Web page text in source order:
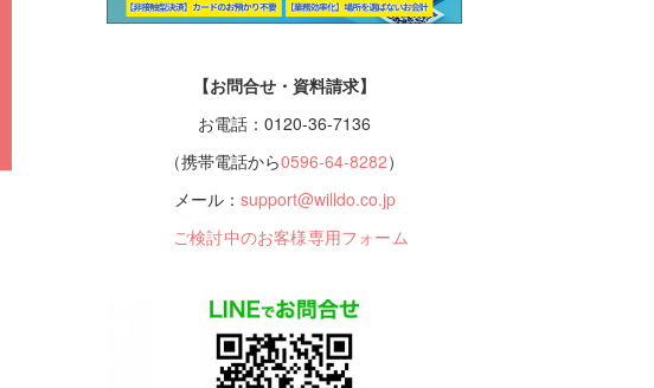
【お問合せ・資料請求】
お電話：0120-36-7136
（携帯電話から0596-64-8282）
メール： support@willdo.co.jp
ご検討中のお客様専用フォーム